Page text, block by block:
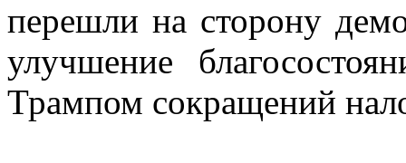
перешли на сторону
улучшение
Трампом сокращений